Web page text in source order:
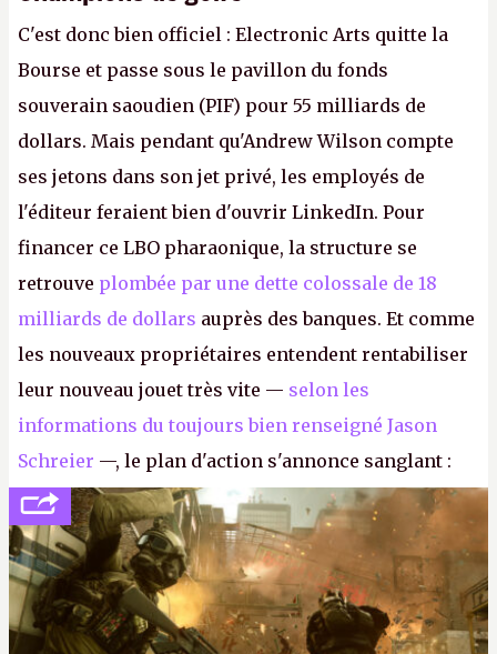
C'est donc bien officiel : Electronic Arts quitte la
Bourse et passe sous le pavillon du fonds
souverain saoudien (PIF) pour 55 milliards de
dollars. Mais pendant qu'Andrew Wilson compte
ses jetons dans son jet privé, les employés de
l'éditeur feraient bien d'ouvrir LinkedIn. Pour
financer ce LBO pharaonique, la structure se
retrouve plombée par une dette colossale de 18
milliards de dollars auprès des banques. Et comme
les nouveaux propriétaires entendent rentabiliser
leur nouveau jouet très vite — selon les
informations du toujours bien renseigné Jason
Schreier —, le plan d'action s'annonce sanglant :
réductions de coûts drastiques, fermetures de
studios et licenciements massifs. En gros, essorer
FCetBattlefield, puis virer le reste.P.